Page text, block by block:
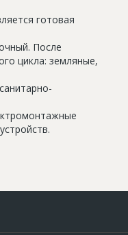
готовая
После
цикла: земляные,